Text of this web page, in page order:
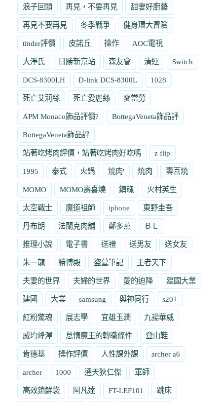
浪子回頭 再見，不要再見 甜妻好廚藝
再見不要再見 冬季戰爭 健身環大冒險
tinder評價 皮諾丘 操作 AOC電視
大淨氏 日勝新京站 森友會 清運 Switch
DCS-8300LH D-link DCS-8300L 1028
死亡艾莉絲 死亡愛麗絲 麥當勞
APM Monaco飾品評價? BottegaVeneta飾品評
BottegaVeneta飾品評
站著吃烤肉評價，站著吃烤肉好吃嗎 z flip
1995 泰式 火鍋 燒肉' 燒肉 壽喜燒
MOMO MOMO壽喜燒 鎮魂 火村英生
太空戰士 魔道祖師 iphone 東野圭吾
丹布朗 法蘭克肉舖 鄭多燕 ＢＬ
推理小說 電子書 送禮 送男友 送女友
朱一龍 勝博殿 盜墓筆記 王者天下
夫妻的世界 夫婦的世界 愛的迫降 建國大業
建國 大業 samsung 與神同行 s20+
紅粉驚魂 展志學 宜雄玉潤 九揚華威
威均峰澤 怠惰魔王的轉職條件 登山鞋
肯德基 操作評價 人性課外課 archer a6
archer 1000 通天狄仁傑 軍師
高效鎖鮮袋 阿凡達 FT-LEF101 跳床